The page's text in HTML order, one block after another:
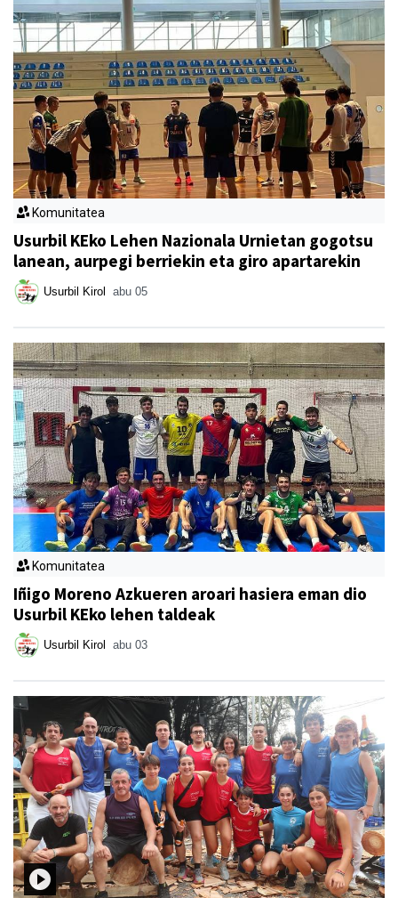
Komunitatea
Usurbil KEko Lehen Nazionala Urnietan gogotsu
lanean, aurpegi berriekin eta giro apartarekin
Usurbil Kirol abu 05
Komunitatea
Iñigo Moreno Azkueren aroari hasiera eman dio
Usurbil KEko lehen taldeak
Usurbil Kirol abu 03